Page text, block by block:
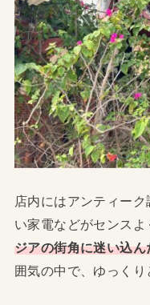
店内にはアンティー
い家電などがセンス
ジアの街角に迷い込ん
囲気の中で、ゆっくり